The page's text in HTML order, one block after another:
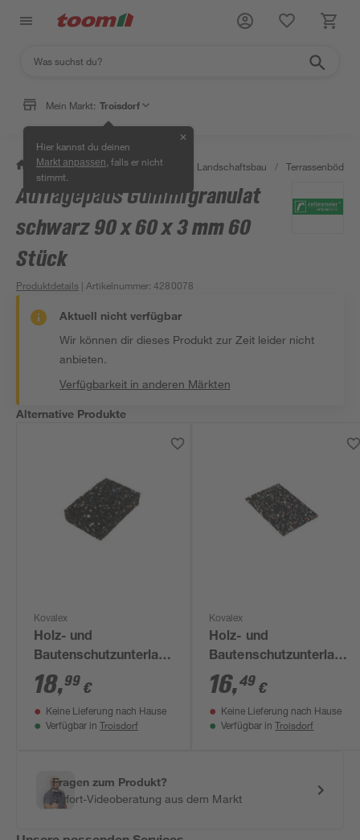
Mein Markt: Troisdorf
Hier kannst du deinen
Markt anpassen , falls er nicht
stimmt.
✕
/ Garten & Freizeit / Gartenbau & Landschaftsbau / Terrassenböden
Auflagepads Gummigranulat
schwarz 90 x 60 x 3 mm 60
Stück
Produktdetails | Artikelnummer:4280078
Aktuell nicht verfügbar
Wir können dir dieses Produkt zur Zeit leider nicht
anbieten.
Verfügbarkeit in anderen Märkten
Alternative Produkte
Kovalex
Holz- und
Bautenschutzunterlage
100 x 20 x 60 mm,
20er-Pack
18,99 €
Keine Lieferung nach Hause
Verfügbar in Troisdorf
Kovalex
Holz- und
Bautenschutzunterlage
90 x 60 x 3 mm, 60er-
Pack
16,49 €
Keine Lieferung nach Hause
Verfügbar in Troisdorf
Fragen zum Produkt?
Sofort-Videoberatung aus dem Markt